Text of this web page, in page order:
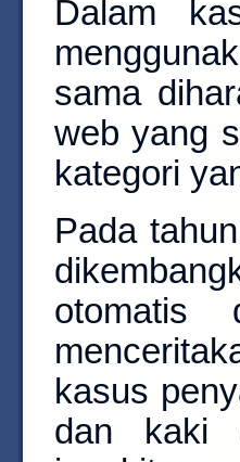
Dalam
sama
web yang
kategori
Pada
otomatis
kasus
dan kaki